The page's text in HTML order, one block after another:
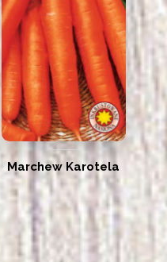
Marchew Karotela